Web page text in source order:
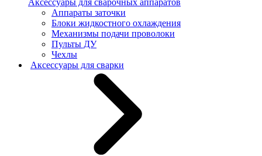
Аппараты заточки
Блоки жидкостного охлаждения
Механизмы подачи проволоки
Пульты ДУ
Чехлы
Аксессуары для сварки